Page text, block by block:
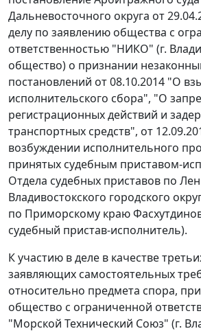
Дальневосточного округа от
делу по заявлению общества с
ответственностью "НИКО" (г.
общество) о признании
постановлений от 08.10.2014 "О
исполнительского сбора", "О
регистрационных действий и
транспортных средств", от
возбуждении исполнительного
принятых судебным приставом-
Отдела судебных приставов по
Владивостокского городского
по Приморскому краю
судебный пристав-исполнитель).
К участию в деле в качестве
заявляющих самостоятельных
относительно предмета спора,
общество с ограниченной
"Морской Технический Союз" (г.